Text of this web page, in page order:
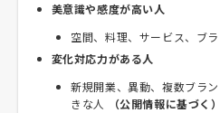
美意識や感度が高い人
空間、料理、サービス、ブ
変化対応力がある人
新規開業、異動、複数ブラ
きな人
（公開情報に基づく）